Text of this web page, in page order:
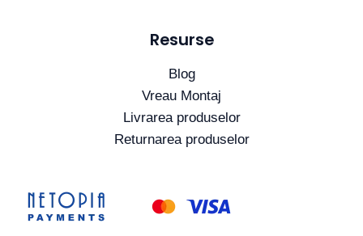
Resurse
Blog
Vreau Montaj
Livrarea produselor
Returnarea produselor